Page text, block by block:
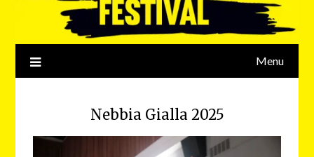
Menu
Nebbia Gialla 2025